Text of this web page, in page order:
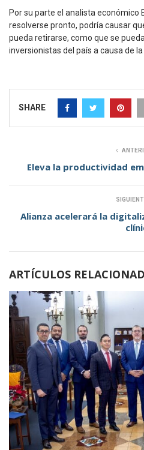
Por su parte el analista económico
resolverse pronto, podría causar
pueda retirarse, como que se
inversionistas del país a causa de
SHARE
Eleva la productividad
Alianza acelerará la
ARTÍCULOS